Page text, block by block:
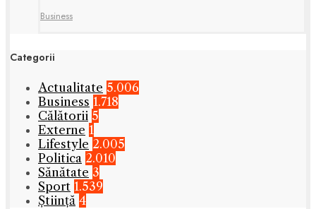
Business
Categorii
Actualitate 5.006
Business 1.718
Călătorii 5
Externe 1
Lifestyle 2.005
Politica 2.010
Sănătate 3
Sport 1.539
Știință 4